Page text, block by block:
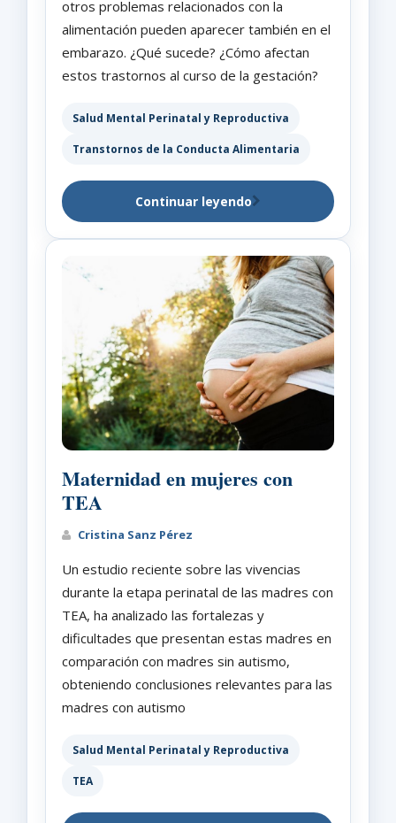
otros problemas relacionados con la
alimentación pueden aparecer también en el
embarazo. ¿Qué sucede? ¿Cómo afectan
estos trastornos al curso de la gestación?
Salud Mental Perinatal y Reproductiva
Transtornos de la Conducta Alimentaria
Continuar leyendo
Maternidad en mujeres con
TEA
Cristina Sanz Pérez
Un estudio reciente sobre las vivencias
durante la etapa perinatal de las madres con
TEA, ha analizado las fortalezas y
dificultades que presentan estas madres en
comparación con madres sin autismo,
obteniendo conclusiones relevantes para las
madres con autismo
Salud Mental Perinatal y Reproductiva
TEA